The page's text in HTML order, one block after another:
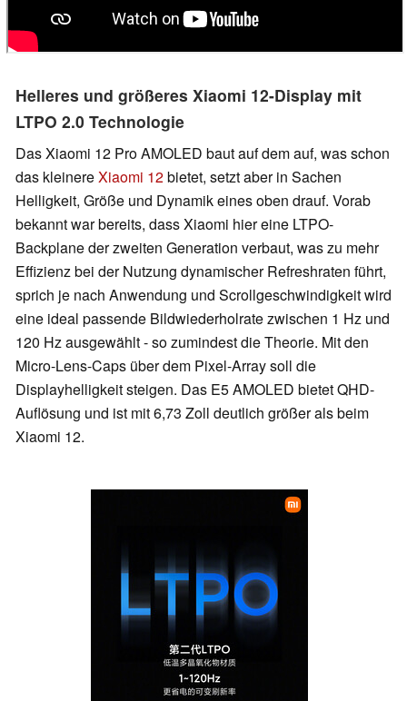
Helleres und größeres Xiaomi 12-Display mit
LTPO 2.0 Technologie
Das Xiaomi 12 Pro AMOLED baut auf dem auf, was schon
das kleinereXiaomi 12bietet, setzt aber in Sachen
Helligkeit, Größe und Dynamik eines oben drauf. Vorab
bekannt war bereits, dass Xiaomi hier eine LTPO-
Backplane der zweiten Generation verbaut, was zu mehr
Effizienz bei der Nutzung dynamischer Refreshraten führt,
sprich je nach Anwendung und Scrollgeschwindigkeit wird
eine ideal passende Bildwiederholrate zwischen 1 Hz und
120 Hz ausgewählt - so zumindest die Theorie. Mit den
Micro-Lens-Caps über dem Pixel-Array soll die
Displayhelligkeit steigen. Das E5 AMOLED bietet QHD-
Auflösung und ist mit 6,73 Zoll deutlich größer als beim
Xiaomi 12.